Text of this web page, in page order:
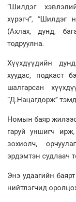
“Шилдэг
хүрэгч”, “Шилдэг
(Ахлах, дунд,
тодруулна.
Хүүхдүүдийн
хуудас, подкаст
шалгарсан
“Д.Нацагдорж”
Номын баяр
гаруй уншигч
зохиолч,
эрдэмтэн судлаач
Энэ удаагийн
нийтлэгчид